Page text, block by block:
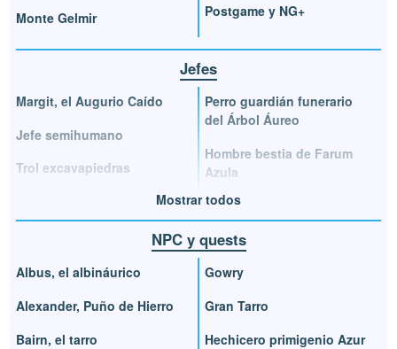
Monte Gelmir
Postgame y NG+
Jefes
Margit, el Augurio Caído
Jefe semihumano
Trol excavapiedras
Perro guardián funerario
del Árbol Áureo
Hombre bestia de Farum
Azula
Mostrar todos
NPC y quests
Albus, el albináurico
Alexander, Puño de Hierro
Bairn, el tarro
Gowry
Gran Tarro
Hechicero primigenio Azur